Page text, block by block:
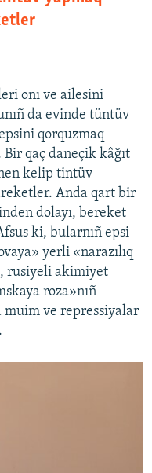
onı ve ailesini
da evinde tüntüv
qorquzmaq
Bir qaç daneçik kâğıt
kelip tintüv
Anda qart bir
dolayı, bereket
ki, bularnıñ epsi
yerli «narazılıq
rusiyeli akimiyet
roza»nıñ
muim ve repressiyalar